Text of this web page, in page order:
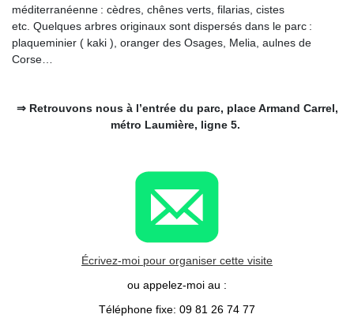
méditerranéenne : cèdres, chênes verts, filarias, cistes
etc. Quelques arbres originaux sont dispersés dans le parc :
plaqueminier ( kaki ), oranger des Osages, Melia, aulnes de
Corse…
⇒ Retrouvons nous à l’entrée du parc, place Armand Carrel,
métro Laumière, ligne 5.
Écrivez-moi pour organiser cette visite
ou appelez-moi au :
Téléphone fixe: 09 81 26 74 77